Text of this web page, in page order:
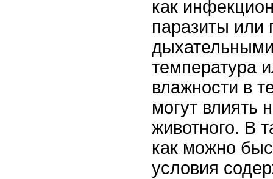
как
паразиты
температура
влажности в
могут влиять
животного. В
как можно
условия